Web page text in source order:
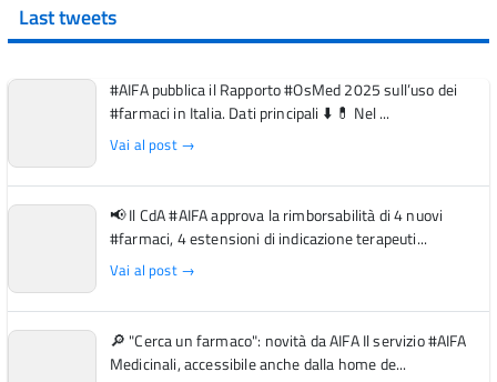
Last tweets
#AIFA pubblica il Rapporto #OsMed 2025 sull’uso dei
#farmaci in Italia. Dati principali ⬇️ 💊 Nel ...
Vai al post →
📢 Il CdA #AIFA approva la rimborsabilità di 4 nuovi
#farmaci, 4 estensioni di indicazione terapeuti...
Vai al post →
🔎 "Cerca un farmaco": novità da AIFA Il servizio #AIFA
Medicinali, accessibile anche dalla home de...